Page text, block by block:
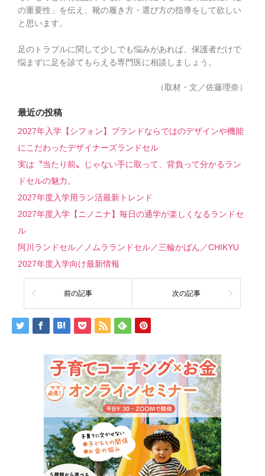
の重要性」を伝え、靴の履き方・選び方の指導をして欲しい
と思います。
足のトラブルに関して少しでも悩みがあれば、保護者だけで
悩まずに足を診てもらえる専門医に相談しましょう。
（取材・文／佐藤理奈）
最近の投稿
2027年入学【シフォン】ブランドならではのデザインや機能
にこだわったデザイナーズランドセル
実は〝当たり前〟じゃない手に取って、背負って分かるラン
ドセルの魅力。
2027年度入学用ラン活最新トレンド
2027年度入学【ニノニナ】毎日の通学が楽しくなるランドセ
ル
阿川ランドセル／ノムラランドセル／三輪かばん／CHIKYU
2027年度入学向け最新情報
前の記事 次の記事